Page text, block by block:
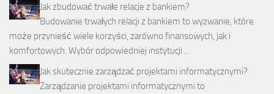
Jak zbudować trwałe relacje z bankiem?
Budowanie trwałych relacji z bankiem to wyzwanie, które
może przynieść wiele korzyści, zarówno finansowych, jak i
komfortowych. Wybór odpowiedniej instytucji …
Jak skutecznie zarządzać projektami informatycznymi?
Zarządzanie projektami informatycznymi to